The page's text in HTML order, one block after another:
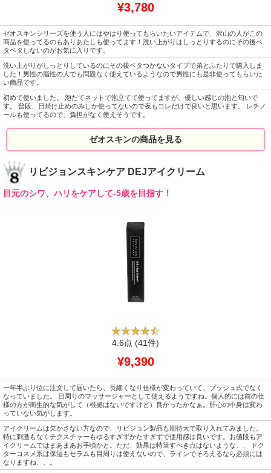
¥3,780
ゼオスキンシリーズを使う人にはやはり使ってもらいたいアイテムで、沢山の人がこの
商品を使ってるのもありあたしも使ってます！洗い上がりはしっとりするのにその後ベ
タベタしないのがお気に入りです。
洗い上がりがしっとりしているのにその後ベタつかないタイプで弟とふたりで購入しま
した！男性の脂性の人でも問題なく使えているようなので男性にも是非使ってもらいた
い商品です。
初めて使いました。 泡だてネットで泡立てて使ってますが、優しい感じの泡と匂いで
す。 普段、日焼け止めのみしか使ってないので夜もコレだけで良いと思います。 レチノ
ールも使ってるので、負担がなく使えそうです。
ゼオスキンの商品を見る
リビジョンスキンケア DEJアイクリーム
目元のシワ、ハリをケアして-5歳を目指す！
4.6点 (41件)
¥9,390
一年半ぶり位に注文して届いたら、長細くなり仕様が変わっていて、プッシュ式でなく
なっていました。 目周りのマッサージャーとして使えるようですね。個人的には前の仕
様の方が衛生的な気がして（根拠はないですけど）良かったかなぁ。肝心の中身は変わ
っていない気がします。
アイクリームは欠かさない方なので、リビジョン製品も期待大で取り入れてみました。
特に刺激もなくテクスチャーもゆるすぎずかたすぎずで使用感は良いです。お値段もア
イクリームではまあまあお手頃かと。ただ、効果は特筆すべき点はないような、、 ドク
ターコスメ系は保湿もセラムも目周りは使えないので、ラインでそろえるなら必須には
なりますね、、。